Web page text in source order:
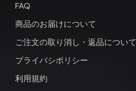
FAQ
商品のお届けについて
ご注文の取り消し・返品について
プライバシポリシー
利用規約